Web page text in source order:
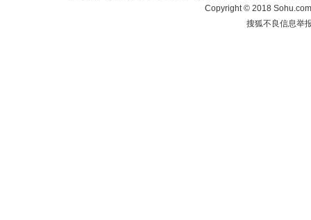
Copyright©2018
搜狐不良信息举